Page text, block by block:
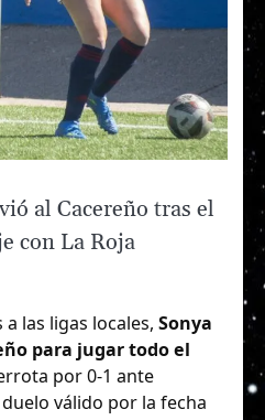
al Cacereño tras el
con La Roja
las ligas locales, Sonya
para jugar todo el
por 0-1 ante
válido por la fecha